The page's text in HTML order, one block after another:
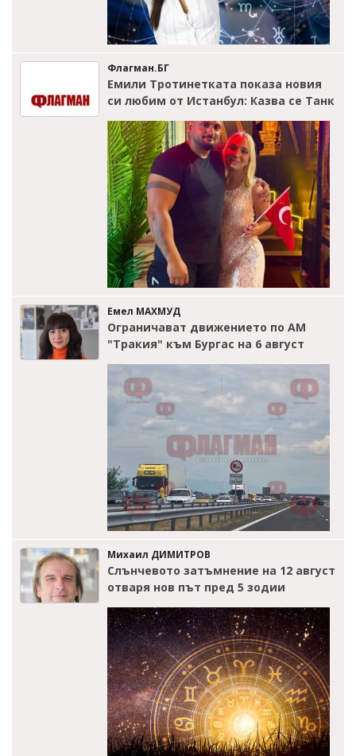
Флагман.БГ
Емили Тротинетката показа новия
си любим от Истанбул: Казва се Танк
Емел МАХМУД
Ограничават движението по АМ
"Тракия" към Бургас на 6 август
Михаил ДИМИТРОВ
Слънчевото затъмнение на 12 август
отваря нов път пред 5 зодии